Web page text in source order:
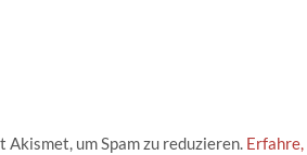
um Spam zu reduzieren. Erfahre,